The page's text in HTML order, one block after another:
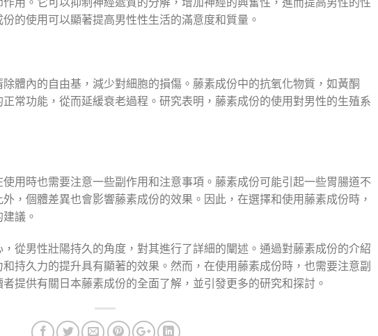
用。它可以抑制神經遞質的分解，增加神經的興奮性，進而提高男性的性
的使用可以顯著提高男性性生活的滿意度和質量。
體內的自由基，減少對細胞的損傷。藤素成份中的抗氧化物質，如黃酮
常功能，從而延緩衰老過程。研究表明，藤素成份的使用對男性的生殖系
用時也需要注意一些副作用和注意事項。藤素成份可能引起一些胃腸道不
，個體差異也會影響藤素成份的效果。因此，在選擇和使用藤素成份時，
議。
從男性壯陽持久的角度，對其進行了詳細的闡述。通過對藤素成份的介紹
持久力的提升具有顯著的效果。然而，在使用藤素成份時，也需要注意副
提供有關日本藤素成份的全面了解，並引發更多的研究和探討。